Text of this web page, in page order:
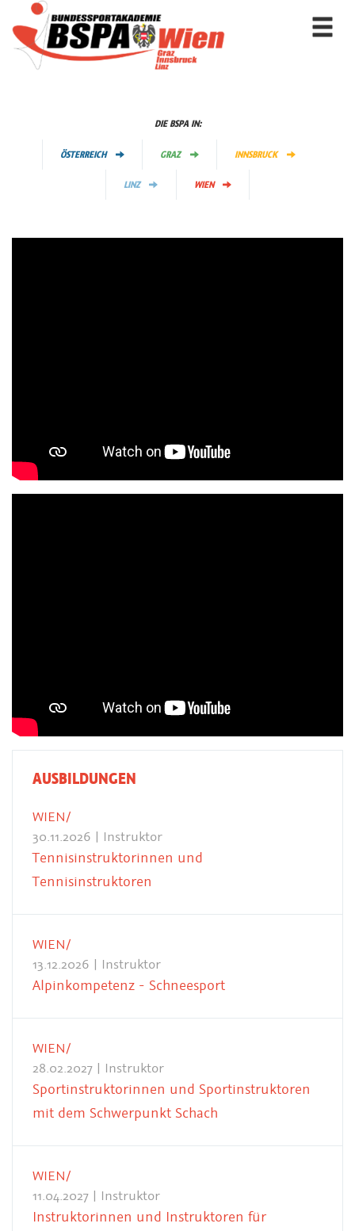
DIE BSPA IN:
ÖSTERREICH GRAZ INNSBRUCK
LINZ WIEN
AUSBILDUNGEN
WIEN/
30.11.2026 | Instruktor
Tennisinstruktorinnen und
Tennisinstruktoren
WIEN/
13.12.2026 | Instruktor
Alpinkompetenz - Schneesport
WIEN/
28.02.2027 | Instruktor
Sportinstruktorinnen und Sportinstruktoren
mit dem Schwerpunkt Schach
WIEN/
11.04.2027 | Instruktor
Instruktorinnen und Instruktoren für